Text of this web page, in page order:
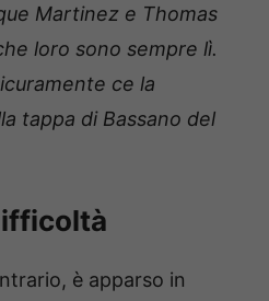
Martinez e Thomas
loro sono sempre lì.
ce la
tappa di Bassano del
è apparso in